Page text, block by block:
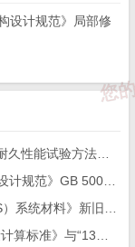
网的文字，图
习与参考，请
作者联系。如
生的一切后果
责任；
设计规范》局部修